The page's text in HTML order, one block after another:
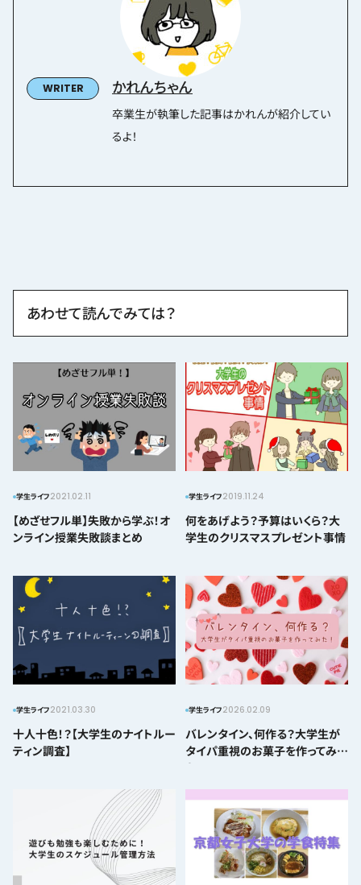
かれんちゃん
卒業生が執筆した記事はかれんが紹介してい
るよ！
あわせて読んでみては？
学生ライフ2021.02.11
【めざせフル単】失敗から学ぶ！オ
ンライン授業失敗談まとめ
学生ライフ2019.11.24
何をあげよう？予算はいくら？大
学生のクリスマスプレゼント事情
学生ライフ2021.03.30
十人十色！？【大学生のナイトルー
ティン調査】
学生ライフ2026.02.09
バレンタイン、何作る？大学生が
タイパ重視のお菓子を作ってみ
た！